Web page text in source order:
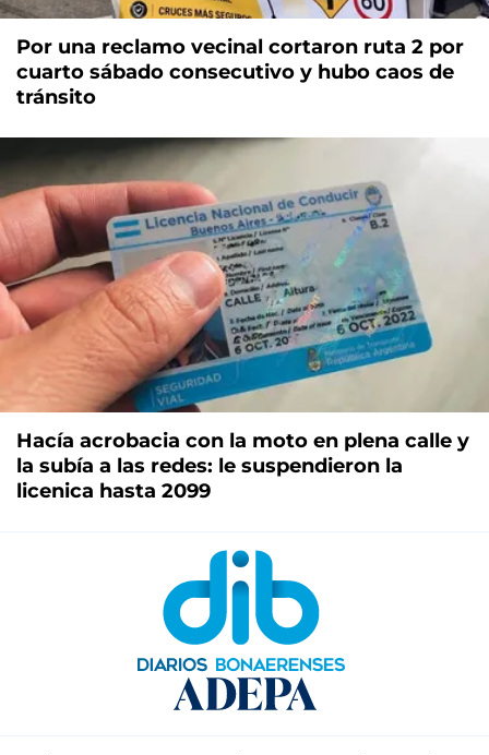
Por una reclamo vecinal cortaron ruta 2 por
cuarto sábado consecutivo y hubo caos de
tránsito
Hacía acrobacia con la moto en plena calle y
la subía a las redes: le suspendieron la
licenica hasta 2099